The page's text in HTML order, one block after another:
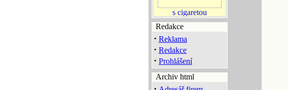
Redakce
· Reklama
· Redakce
· Prohlášení
Archiv html